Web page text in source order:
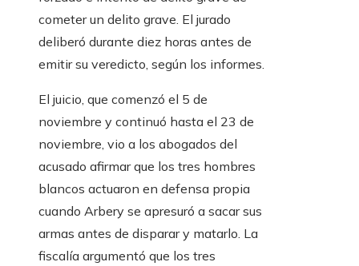
cometer un delito grave. El jurado
deliberó durante diez horas antes de
emitir su veredicto, según los informes.
El juicio, que comenzó el 5 de
noviembre y continuó hasta el 23 de
noviembre, vio a los abogados del
acusado afirmar que los tres hombres
blancos actuaron en defensa propia
cuando Arbery se apresuró a sacar sus
armas antes de disparar y matarlo. La
fiscalía argumentó que los tres